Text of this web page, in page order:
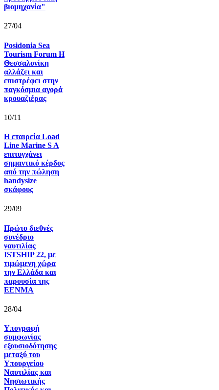
βιομηχανία"
27/04
Posidonia Sea
Tourism Forum Η
Θεσσαλονίκη
αλλάζει και
επιστρέφει στην
παγκόσμια αγορά
κρουαζιέρας
10/11
Η εταιρεία Load
Line Marine S A
επιτυγχάνει
σημαντικό κέρδος
από την πώληση
handysize
σκάφους
29/09
Πρώτο διεθνές
συνέδριο
ναυτιλίας
ISTSHIP 22, με
τιμώμενη χώρα
την Ελλάδα και
παρουσία της
ΕΕΝΜΑ
28/04
Υπογραφή
συμφωνίας
εξουσιοδότησης
μεταξύ του
Υπουργείου
Ναυτιλίας και
Νησιωτικής